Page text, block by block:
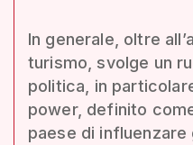
In generale, oltre
turismo, svolge un
politica, in
power, definito
paese di